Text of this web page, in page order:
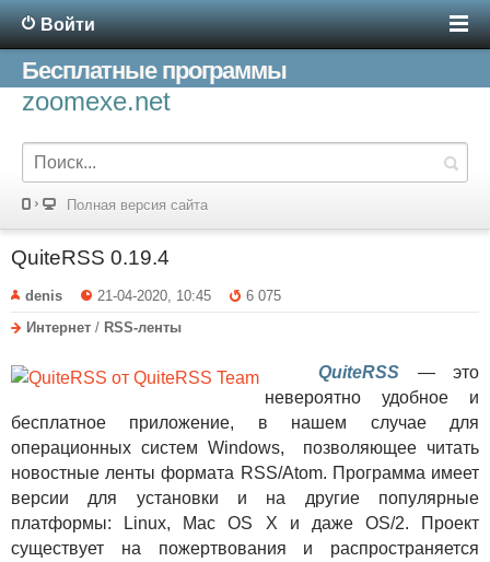
Войти
Бесплатные программы
zoomexe.net
Полная версия сайта
QuiteRSS 0.19.4
denis 21-04-2020, 10:45
6 075
Интернет / RSS-ленты
QuiteRSS — это
невероятно удобное и
бесплатное приложение, в нашем случае для
операционных систем Windows, позволяющее читать
новостные ленты формата RSS/Atom. Программа имеет
версии для установки и на другие популярные
платформы: Linux, Mac OS X и даже OS/2. Проект
существует на пожертвования и распространяется